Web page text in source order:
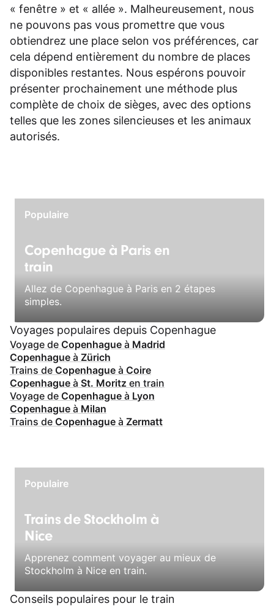
« fenêtre » et « allée ». Malheureusement, nous
ne pouvons pas vous promettre que vous
obtiendrez une place selon vos préférences, car
cela dépend entièrement du nombre de places
disponibles restantes. Nous espérons pouvoir
présenter prochainement une méthode plus
complète de choix de sièges, avec des options
telles que les zones silencieuses et les animaux
autorisés.
Populaire
Copenhague à Paris en
train
Allez de Copenhague à Paris en 2 étapes
simples.
Voyages populaires depuis Copenhague
Voyage de Copenhague à Madrid
Copenhague à Zürich
Trains de Copenhague à Coire
Copenhague à St. Moritz en train
Voyage de Copenhague à Lyon
Copenhague à Milan
Trains de Copenhague à Zermatt
Populaire
Trains de Stockholm à
Nice
Apprenez comment voyager au mieux de
Stockholm à Nice en train.
Conseils populaires pour le train